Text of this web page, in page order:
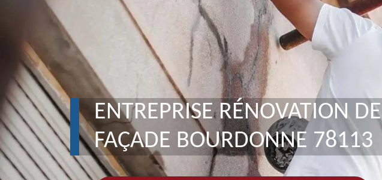
ENTREPRISE RÉNOVATION DE
FAÇADE BOURDONNE 78113